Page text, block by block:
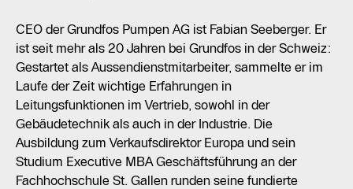
CEO der Grundfos Pumpen AG ist Fabian Seeberger. Er
ist seit mehr als 20 Jahren bei Grundfos in der Schweiz:
Gestartet als Aussendienstmitarbeiter, sammelte er im
Laufe der Zeit wichtige Erfahrungen in
Leitungsfunktionen im Vertrieb, sowohl in der
Gebäudetechnik als auch in der Industrie. Die
Ausbildung zum Verkaufsdirektor Europa und sein
Studium Executive MBA Geschäftsführung an der
Fachhochschule St. Gallen runden seine fundierte